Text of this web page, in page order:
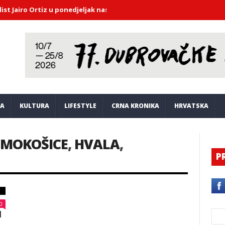
u ponedjeljak nastupa u Saloči od zrcala
KULTURA LIFESTYLE CRNA KRONIKA HRVATSKA
, HVALA,
0